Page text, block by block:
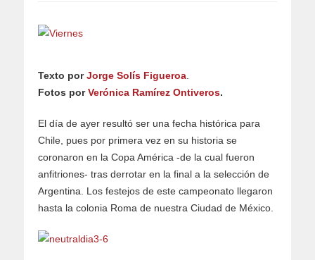
Texto porJorge Solís Figueroa
Fotos porVerónica Ramírez Ontiveros.
El día de ayer resultó ser una fecha histórica para
Chile, pues por primera vez en su historia se
coronaron en la Copa América -de la cual fueron
anfitriones- tras derrotar en la final a la selección de
Argentina. Los festejos de este campeonato llegaron
hasta la colonia Roma de nuestra Ciudad de México.